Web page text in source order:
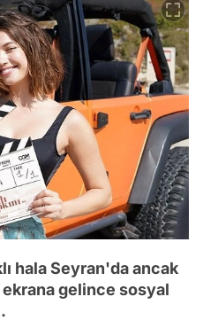
hala Seyran'da ancak
gelince sosyal